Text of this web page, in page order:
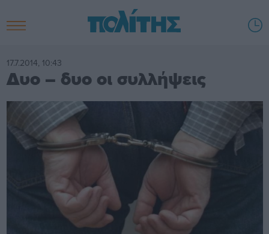
17.7.2014, 10:43
Δυο – δυο οι συλλήψεις